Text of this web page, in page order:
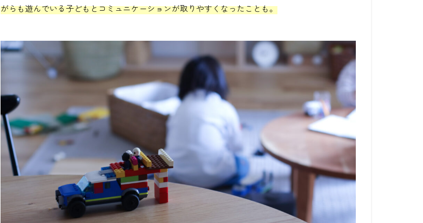
がらも遊んでいる子どもとコミュニケーションが取りやすくなったことも。